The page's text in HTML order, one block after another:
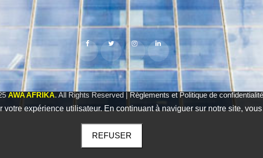
expérience utilisateur. En continuant à naviguer sur notre site,
REFUSER
AWA AFRIKA. All Rights Reserved | Règlements et Politique de confidentialité